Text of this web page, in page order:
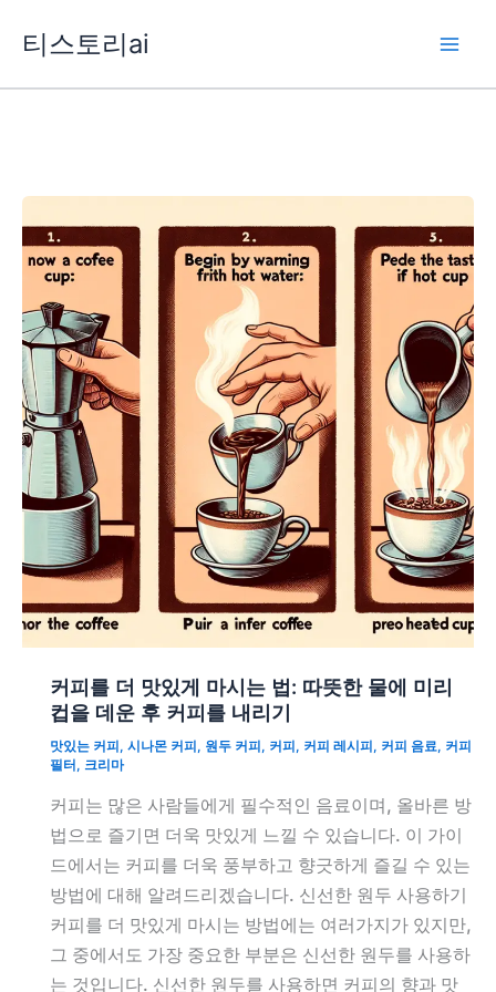
티스토리ai
커피를 더 맛있게 마시는 법: 따뜻한 물에 미리
컵을 데운 후 커피를 내리기
맛있는 커피 , 시나몬 커피 , 원두 커피 , 커피 , 커피 레시피 , 커피 음료, 커피
필터 , 크리마
커피는 많은 사람들에게 필수적인 음료이며, 올바른 방
법으로 즐기면 더욱 맛있게 느낄 수 있습니다. 이 가이
드에서는 커피를 더욱 풍부하고 향긋하게 즐길 수 있는
방법에 대해 알려드리겠습니다. 신선한 원두 사용하기
커피를 더 맛있게 마시는 방법에는 여러가지가 있지만,
그 중에서도 가장 중요한 부분은 신선한 원두를 사용하
는 것입니다. 신선한 원두를 사용하면 커피의 향과 맛